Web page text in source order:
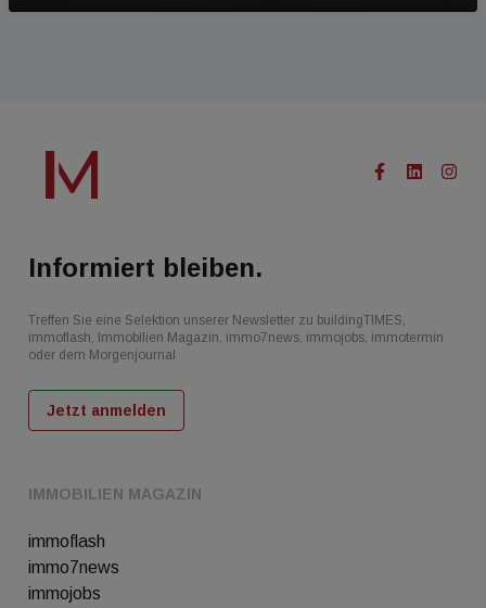
IMMOBILIEN MAGAZIN
immoflash
immo7news
immojobs
Informiert bleiben.
Treffen Sie eine Selektion unserer Newsletter zu buildingTIMES,
immoflash, Immobilien Magazin, immo7news, immojobs, immotermin
oder dem Morgenjournal
Jetzt anmelden